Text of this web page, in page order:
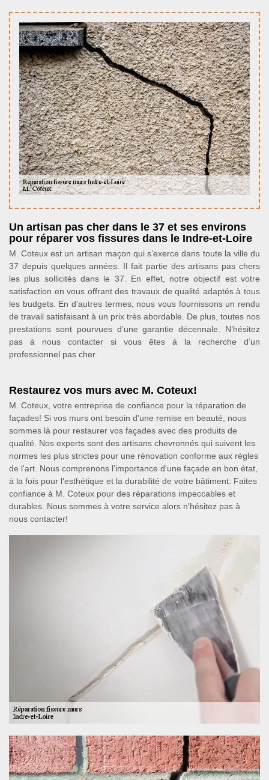
Un artisan pas cher dans le 37 et ses environs
pour réparer vos fissures dans le Indre-et-Loire
M. Coteux est un artisan maçon qui s’exerce dans toute la ville du
37 depuis quelques années. Il fait partie des artisans pas chers
les plus sollicités dans le 37. En effet, notre objectif est votre
satisfaction en vous offrant des travaux de qualité adaptés à tous
les budgets. En d’autres termes, nous vous fournissons un rendu
de travail satisfaisant à un prix très abordable. De plus, toutes nos
prestations sont pourvues d’une garantie décennale. N’hésitez
pas à nous contacter si vous êtes à la recherche d’un
professionnel pas cher.
Restaurez vos murs avec M. Coteux!
M. Coteux, votre entreprise de confiance pour la réparation de
façades! Si vos murs ont besoin d'une remise en beauté, nous
sommes là pour restaurer vos façades avec des produits de
qualité. Nos experts sont des artisans chevronnés qui suivent les
normes les plus strictes pour une rénovation conforme aux règles
de l'art. Nous comprenons l'importance d'une façade en bon état,
à la fois pour l'esthétique et la durabilité de votre bâtiment. Faites
confiance à M. Coteux pour des réparations impeccables et
durables. Nous sommes à votre service alors n'hésitez pas à
nous contacter!